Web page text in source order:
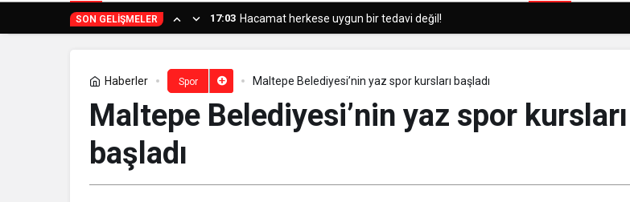
SON GELIŞMELER 15:15 Küçük işletmeler büyük siber risklerle karşı karşıya
Haberler Spor Maltepe Belediyesi’nin yaz spor kursları başladı
Maltepe Belediyesi’nin yaz spor kursları
başladı